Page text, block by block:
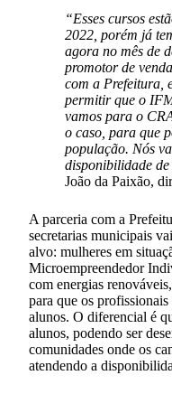
“Esses cursos
2022, porém já
agora no mês de
promotor de
com a Prefeitura,
permitir que o
vamos para o
o caso, para que
população. Nós
disponibilidade de
João da Paixão,
A parceria com a
secretarias municipais
alvo: mulheres em
Microempreendedor
com energias
para que os
alunos. O diferencial é
alunos, podendo ser
comunidades onde os
atendendo a